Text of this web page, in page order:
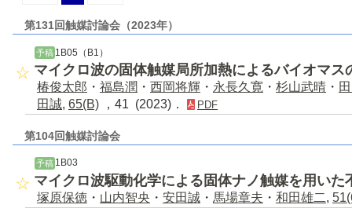
第131回触媒討論会（2023年）
予稿 1B05（B1）
マイクロ波の固体触媒局所加熱によるバイオマ
椿俊太郎 ・ 福島潤 ・ 西岡将輝 ・ 永長久寛 ・ 杉山武晴 ・
田誠, 65(B) ，41 (2023)． PDF
第104回触媒討論会
予稿 1B03
マイクロ波駆動化学による固体ナノ触媒を用いた
塚原保徳 ・ 山内智央 ・ 安田誠 ・ 馬場章夫 ・ 和田雄二,